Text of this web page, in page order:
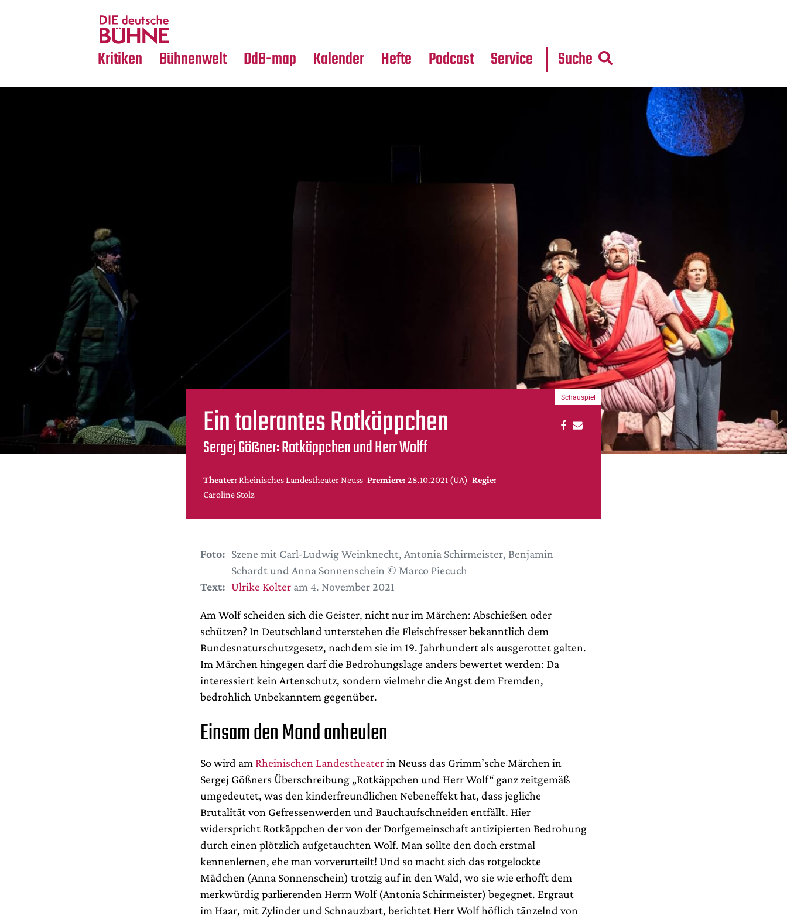
Kritiken
Crossover
Bühnenwelt
Medientipps
DdB-map Kalender Hefte Podcast Service Suche
Ein tolerantes Rotkäppchen
Sergej Gößner: Rotkäppchen und Herr Wolff
Theater: Rheinisches Landestheater Neuss Premiere: 28.10.2021 (UA) Regie:
Caroline Stolz
Schauspiel
Foto: Szene mit Carl-Ludwig Weinknecht, Antonia Schirmeister, Benjamin
Schardt und Anna Sonnenschein © Marco Piecuch
Text: Ulrike Kolteram 4. November 2021
Am Wolf scheiden sich die Geister, nicht nur im Märchen: Abschießen oder
schützen? In Deutschland unterstehen die Fleischfresser bekanntlich dem
Bundesnaturschutzgesetz, nachdem sie im 19. Jahrhundert als ausgerottet galten.
Im Märchen hingegen darf die Bedrohungslage anders bewertet werden: Da
interessiert kein Artenschutz, sondern vielmehr die Angst dem Fremden,
bedrohlich Unbekanntem gegenüber.
Einsam den Mond anheulen
So wird am Rheinischen Landestheaterin Neuss das Grimm’sche Märchen in
Sergej Gößners Überschreibung „Rotkäppchen und Herr Wolf“ ganz zeitgemäß
umgedeutet, was den kinderfreundlichen Nebeneffekt hat, dass jegliche
Brutalität von Gefressenwerden und Bauchaufschneiden entfällt. Hier
widerspricht Rotkäppchen der von der Dorfgemeinschaft antizipierten Bedrohung
durch einen plötzlich aufgetauchten Wolf. Man sollte den doch erstmal
kennenlernen, ehe man vorverurteilt! Und so macht sich das rotgelockte
Mädchen (Anna Sonnenschein) trotzig auf in den Wald, wo sie wie erhofft dem
merkwürdig parlierenden Herrn Wolf (Antonia Schirmeister) begegnet. Ergraut
im Haar, mit Zylinder und Schnauzbart, berichtet Herr Wolf höflich tänzelnd von